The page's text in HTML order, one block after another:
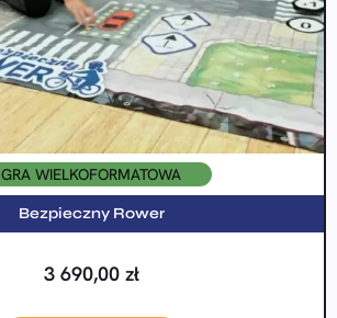
GRA WIELKOFORMATOWA
Bezpieczny Rower
3 690,00 zł